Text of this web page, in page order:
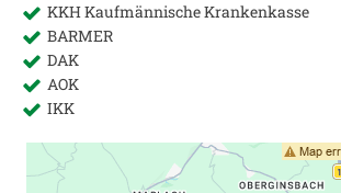
KKH Kaufmännische Krankenkasse
BARMER
DAK
AOK
IKK